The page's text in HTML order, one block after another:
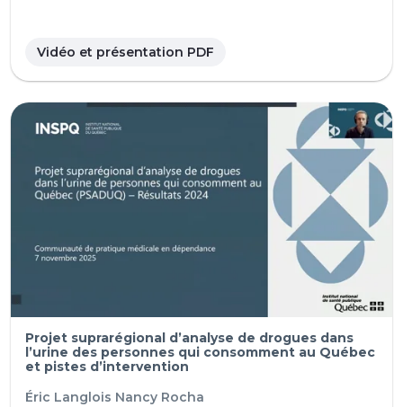
Vidéo et présentation PDF
Projet suprarégional d’analyse de drogues dans
l’urine des personnes qui consomment au Québec
et pistes d’intervention
Éric Langlois Nancy Rocha